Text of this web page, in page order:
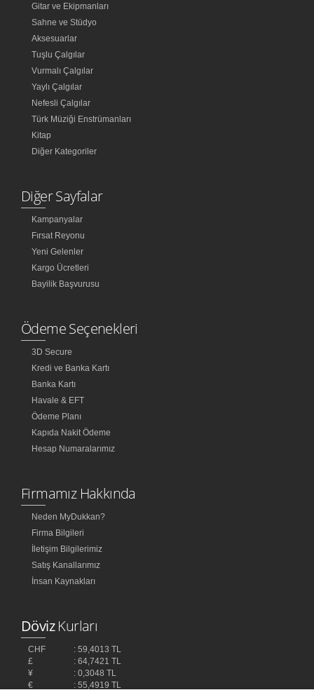
Gitar ve Ekipmanları
Sahne ve Stüdyo
Aksesuarlar
Tuşlu Çalgılar
Vurmalı Çalgılar
Yaylı Çalgılar
Nefesli Çalgılar
Türk Müziği Enstrümanları
Kitap
Diğer Kategoriler
Diğer Sayfalar
Kampanyalar
Fırsat Reyonu
Yeni Gelenler
Kargo Ücretleri
Bayilik Başvurusu
Ödeme Seçenekleri
3D Secure
Kredi ve Banka Kartı
Banka Kartı
Havale & EFT
Ödeme Planı
Kapıda Nakit Ödeme
Hesap Numaralarımız
Firmamız Hakkında
Neden MyDukkan?
Firma Bilgileri
İletişim Bilgilerimiz
Satış Kanallarımız
İnsan Kaynakları
DövizKurları
CHF
: 59,4013 TL
£
: 64,7421 TL
¥
: 0,3048 TL
€
: 55,4919 TL